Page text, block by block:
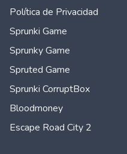
Política de Privacidad
Sprunki Game
Sprunky Game
Spruted Game
Sprunki CorruptBox
Bloodmoney
Escape Road City 2